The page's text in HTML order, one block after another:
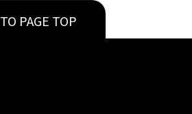
TO PAGE TOP